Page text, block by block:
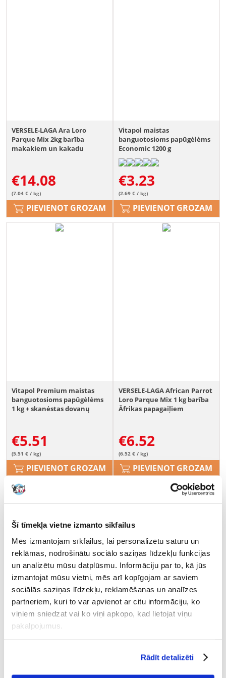
Šī tīmekļa vietne izmanto sīkfailus
Mēs izmantojam sīkfailus, lai personalizētu saturu un
reklāmas, nodrošinātu sociālo saziņas līdzekļu funkcijas
un analizētu mūsu datplūsmu. Informāciju par to, kā jūs
izmantojat mūsu vietni, mēs arī kopīgojam ar saviem
sociālās saziņas līdzekļu, reklamēšanas un analīzes
partneriem, kuri to var apvienot ar citu informāciju, ko
viņiem sniedzat vai ko viņi apkopo, kad lietojat viņu
pakalpojumus.
Rādīt detalizēti
VERSELE-LAGA Ara Loro
Parque Mix 2kg barība
makakiem un kakadu
€14.08
(7.04 € / kg)
PIEVIENOT GROZAM
Vitapol maistas
banguotosioms papūgėlėms
Economic 1200 g
€3.23
(2.69 € / kg)
PIEVIENOT GROZAM
Vitapol Premium maistas
banguotosioms papūgėlėms
1 kg + skanėstas dovanų
€5.51
(5.51 € / kg)
PIEVIENOT GROZAM
VERSELE-LAGA African Parrot
Loro Parque Mix 1 kg barība
Āfrikas papagaiļiem
€6.52
(6.52 € / kg)
PIEVIENOT GROZAM
VERSELE-LAGA African Parrot
Loro Parque Mix 15 kg barība